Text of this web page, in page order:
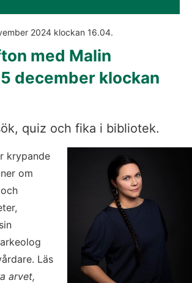
2024 klockan 16.04.
med Malin
december klockan
quiz och fika i bibliotek.
krypande
om
Läs